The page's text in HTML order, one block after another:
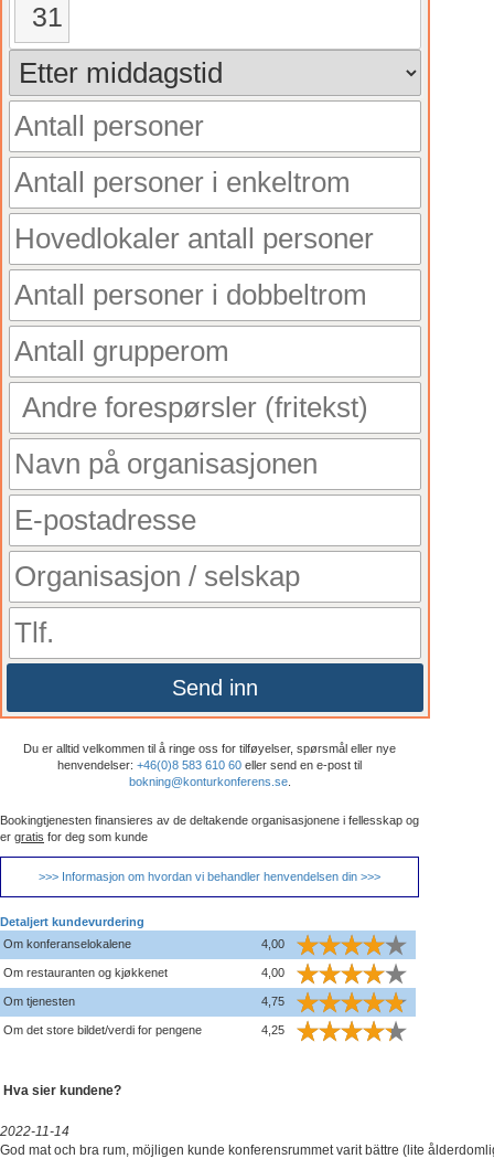
31
Send inn
Du er alltid velkommen til å ringe oss for tilføyelser, spørsmål eller nye
henvendelser: +46(0)8 583 610 60 eller send en e-post til
bokning@konturkonferens.se.
Bookingtjenesten finansieres av de deltakende organisasjonene i fellesskap og
er gratis for deg som kunde
>>> Informasjon om hvordan vi behandler henvendelsen din >>>
Detaljert kundevurdering
Om konferanselokalene
4,00
Om restauranten og kjøkkenet 4,00
Om tjenesten 4,75
Om det store bildet/verdi for pengene 4,25
Hva sier kundene?
2022-11-14
God mat och bra rum, möjligen kunde konferensrummet varit bättre (lite